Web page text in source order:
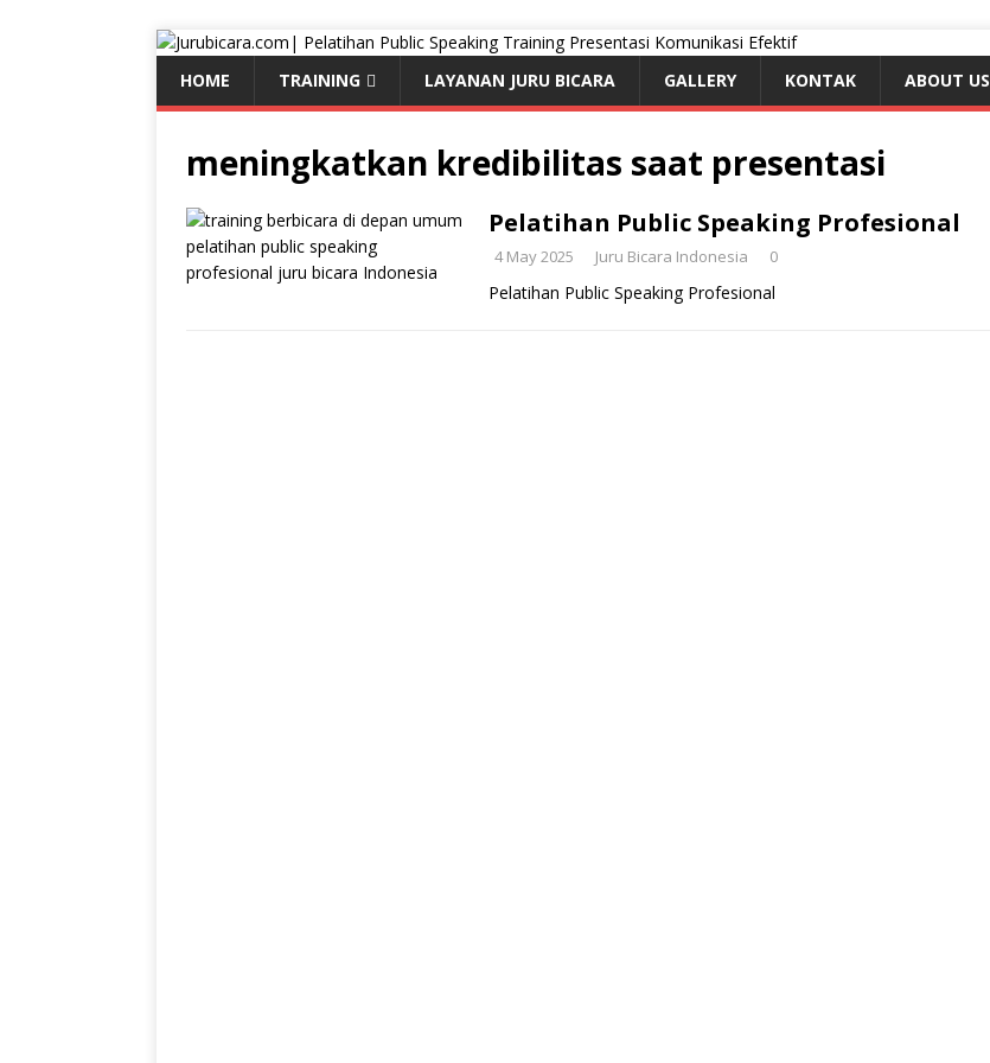
HOME TRAINING LAYANAN JURU BICARA GALLERY KONTAK ABOUT US
meningkatkan kredibilitas saat presentasi
Pelatihan Public Speaking Profesional
4 May 2025 Juru Bicara Indonesia 0
Pelatihan Public Speaking Profesional